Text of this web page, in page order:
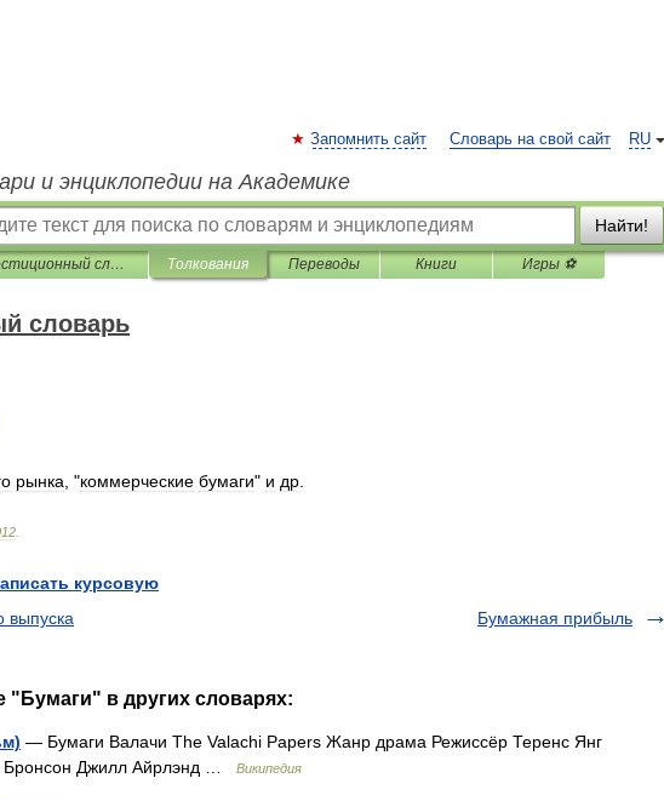
RU
Запомнить сайт Словарь на свой сайт
и энциклопедии на Академике
Найти!
Инвестиционный словарь Толкования Переводы Книги Игры ⚽
словарь
рынка , "коммерческие бумаги" и др
курсовую
выпуска
Бумажная прибыль
"Бумаги" в других словарях:
— Бумаги Валачи The Valachi Papers Жанр драма Режиссёр Теренс Янг
Бронсон Джилл Айрлэнд …
Википедия